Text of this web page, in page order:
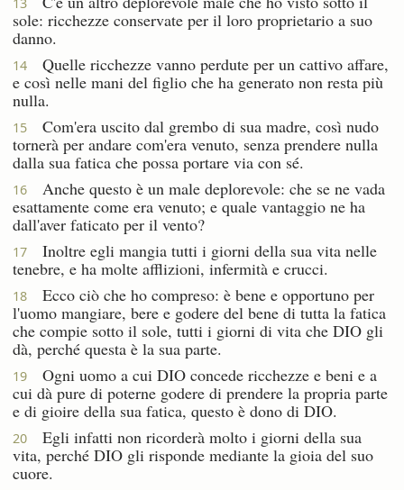
sole: ricchezze conservate per il loro proprietario a suo
danno.
14
Quelle ricchezze vanno perdute per un cattivo affare,
e così nelle mani del figlio che ha generato non resta più
nulla.
15
Com'era uscito dal grembo di sua madre, così nudo
tornerà per andare com'era venuto, senza prendere nulla
dalla sua fatica che possa portare via con sé.
16
Anche questo è un male deplorevole: che se ne vada
esattamente come era venuto; e quale vantaggio ne ha
dall'aver faticato per il vento?
17
Inoltre egli mangia tutti i giorni della sua vita nelle
tenebre, e ha molte afflizioni, infermità e crucci.
18
Ecco ciò che ho compreso: è bene e opportuno per
l'uomo mangiare, bere e godere del bene di tutta la fatica
che compie sotto il sole, tutti i giorni di vita che DIO gli
dà, perché questa è la sua parte.
19
Ogni uomo a cui DIO concede ricchezze e beni e a
cui dà pure di poterne godere di prendere la propria parte
e di gioire della sua fatica, questo è dono di DIO.
20
Egli infatti non ricorderà molto i giorni della sua
vita, perché DIO gli risponde mediante la gioia del suo
cuore.